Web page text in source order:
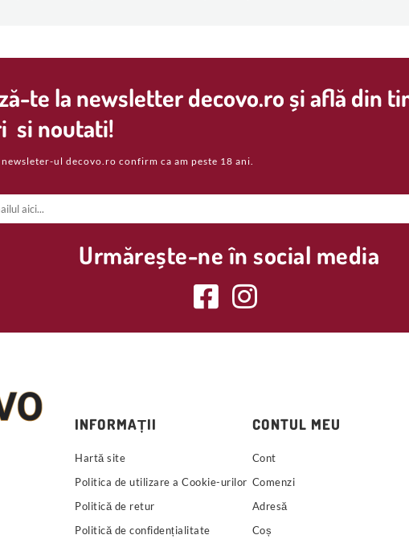
te la newsletter decovo.ro și află din
si noutati!
ul decovo.ro confirm ca am peste 18 ani.
Urmărește-ne în social media
INFORMAȚII
Hartă site
Politica de utilizare a Cookie-urilor
Politică de retur
Politică de confidențialitate
CONTUL MEU
Cont
Comenzi
Adresă
Coș